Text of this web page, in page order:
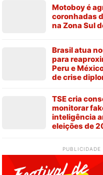
Motoboy é
coronhadas
na Zona Sul
Brasil atua
para
Peru e
de crise
TSE cria
monitorar
inteligência
eleições de
PUBLICIDADE